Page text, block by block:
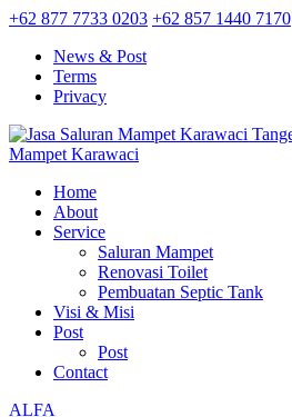
+62 877 7733 0203 +62 857 1440 7170
News & Post
Terms
Privacy
Home
About
Service
Saluran Mampet
Renovasi Toilet
Pembuatan Septic Tank
Visi & Misi
Post
Post
Contact
ALFA